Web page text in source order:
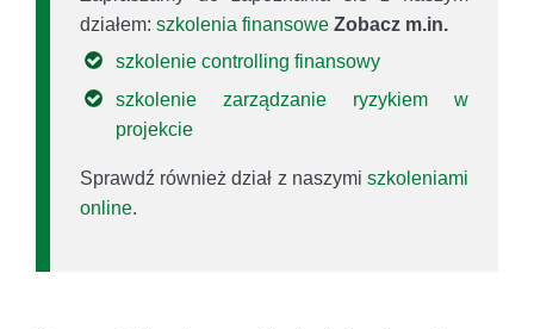
działem: szkolenia finansowe Zobacz m.in.
szkolenie controlling finansowy
szkolenie zarządzanie ryzykiem w
projekcie
Sprawdź również dział z naszymi szkoleniami
online.